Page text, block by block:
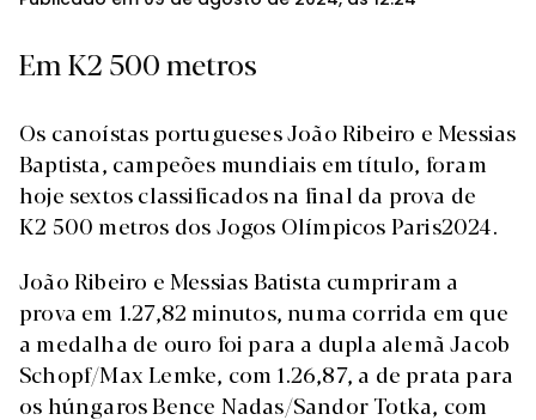
Em K2 500 metros
Os canoístas portugueses João Ribeiro e Messias
Baptista, campeões mundiais em título, foram
hoje sextos classificados na final da prova de
K2 500 metros dos Jogos Olímpicos Paris2024.
João Ribeiro e Messias Batista cumpriram a
prova em 1.27,82 minutos, numa corrida em que
a medalha de ouro foi para a dupla alemã Jacob
Schopf/Max Lemke, com 1.26,87, a de prata para
os húngaros Bence Nadas/Sandor Totka, com